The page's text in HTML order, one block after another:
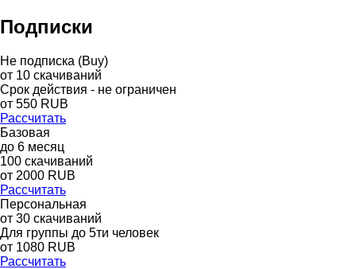
Подписки
Не подписка (Buy)
от 10 скачиваний
Срок действия - не ограничен
от 550 RUB
Рассчитать
Базовая
до 6 месяц
100 скачиваний
от 2000 RUB
Рассчитать
Персональная
от 30 скачиваний
Для группы до 5ти человек
от 1080 RUB
Рассчитать